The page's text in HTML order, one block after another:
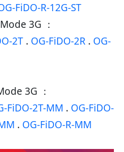
FiDO-R-12G-ST
3G ：
2T . OG-FiDO-2R . OG-
3G ：
FiDO-2T-MM . OG-FiDO-
. OG-FiDO-R-MM